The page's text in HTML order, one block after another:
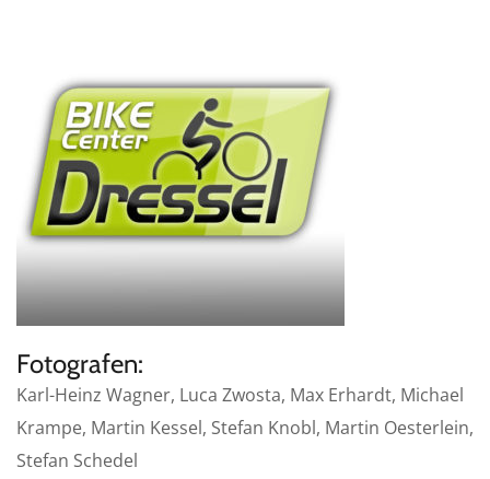
Fotografen:
Karl-Heinz Wagner, Luca Zwosta, Max Erhardt, Michael
Krampe, Martin Kessel, Stefan Knobl, Martin Oesterlein,
Stefan Schedel